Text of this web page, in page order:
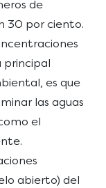
de
30 por ciento.
principal
es que
las aguas
el
abierto) del